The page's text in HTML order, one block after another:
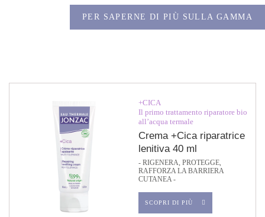
PER SAPERNE DI PIÙ SULLA GAMMA
+CICA
Il primo trattamento riparatore bio
all’acqua termale
Crema +Cica riparatrice
lenitiva 40 ml
- RIGENERA, PROTEGGE,
RAFFORZA LA BARRIERA
CUTANEA -
SCOPRI DI PIÙ